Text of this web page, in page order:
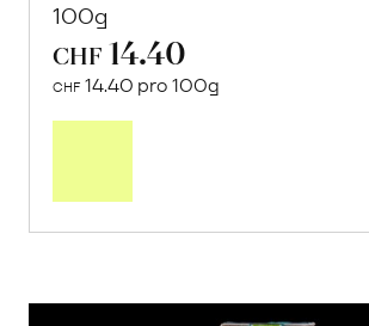
100g
CHF 14.40
CHF 14.40 pro 100g